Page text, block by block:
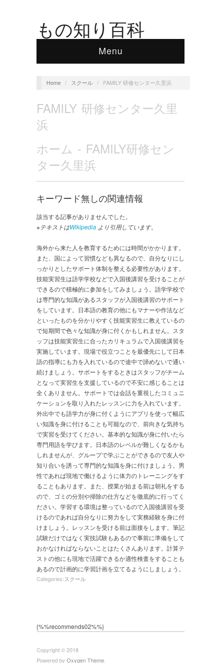
もの知り百科
Menu
Home / スクール / FAMILY 研修センター久里浜
FAMILY 研修センター久里
浜
ホーム - FAMILY研修セン
ター久里浜
キーワード無しの関連情報
該当する記事がありませんでした。
※テキストはWikipedia より引用しています。
海外から来た人を教育するためには時間がかかります。
また、国によって習慣なども異なるので、自分なりにし
っかりとしたサポート体制を整える必要性があります。
技能実習生は語学学校などで入国後講習を受けることが
できるので積極的に参加をしてみましょう。語学学校で
は専門的な知識があるスタッフが入国後講習のサポート
をしています。日本語の教育の他にもマナーや作法など
といったものを分かりやすく技能実習生に教えているの
で短期間で色々な知識が身に付くかもしれません。スタ
ッフは技能実習生に合ったカリキュラムで入国後講習を
実施しています。現場で役立つことを最優先にして日本
語の指導にも力を入れているので途中で諦めないで通い
続けましょう。サポートをするときはスタッフがチーム
となって実習生を支援しているので不安に感じることは
全くありません。サポートでは会話を重視したコミュニ
ケーションを取り入れたレッスンに力を入れています。
外出中でも語学力が身に付くようにアプリを使って幅広
い知識を身に付けることも可能なので、前向きな気持ち
で実習を受けてください。基本的な知識が身に付いたら
専門用語を学びます。日本語のレベルが難しくなるかも
しれませんが、グループで学ぶことができるので友人や
知り合いを誘って専門的な知識を身に付けましょう。男
性であれば現地で働けるように体力のトレーニングをす
ることもあります。また、授業が始まる前は朝礼をする
ので、ゴミの分別や掃除の仕方などを徹底的に行ってく
ださい。学習する環境は整っているので入国後講習を受
けるのであれば自分なりに努力をして実務経験を身に付
けましょう。レッスンを受ける前は面接をします。筆記
試験だけではなく実技試験もあるので事前に準備をして
おかなければならないことはたくさんあります。計算テ
ストの他にも現地で活躍できるか適性検査をすることも
あるので計画的に学習計画を立てるようにしましょう。
Categories:スクール
{%%recommends02%%}
Copyright © 2018
Powered by Oxygen Theme